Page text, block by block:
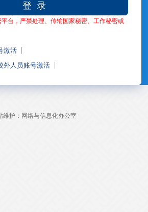
登 录
台，严禁处理、传输国家秘密、工作秘密或
激活
外人员账号激活
维护：网络与信息化办公室